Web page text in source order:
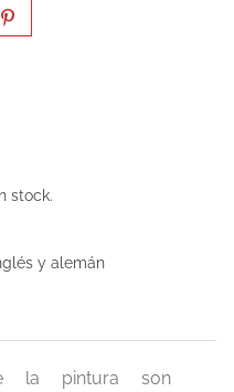
stock.
y alemán
la pintura son